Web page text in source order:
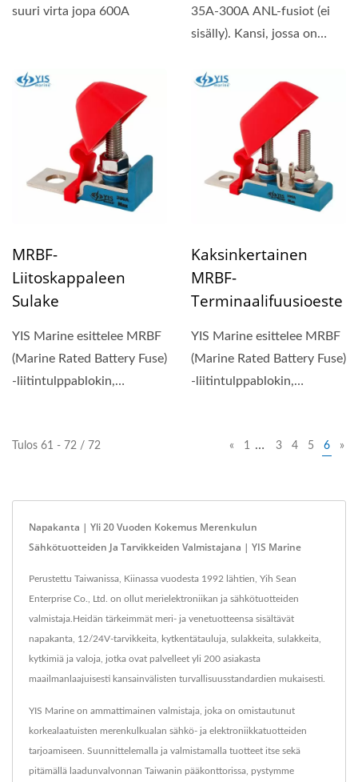
suuri virta jopa 600A
35A-300A ANL-fusiot (ei
sisälly). Kansi, jossa on
MRBF-
Liitoskappaleen
Sulake
YIS Marine esittelee MRBF
(Marine Rated Battery Fuse)
-liitintulppablokin,
Kaksinkertainen
MRBF-
Terminaalifuusioeste
YIS Marine esittelee MRBF
(Marine Rated Battery Fuse)
-liitintulppablokin,
Tulos 61 - 72 / 72 « 1 … 3 4 5 6 »
Napakanta | Yli 20 Vuoden Kokemus Merenkulun
Sähkötuotteiden Ja Tarvikkeiden Valmistajana | YIS Marine
Perustettu Taiwanissa, Kiinassa vuodesta 1992 lähtien, Yih Sean
Enterprise Co., Ltd. on ollut merielektroniikan ja sähkötuotteiden
valmistaja.Heidän tärkeimmät meri- ja venetuotteensa sisältävät
napakanta, 12/24V-tarvikkeita, kytkentätauluja, sulakkeita, sulakkeita,
kytkimiä ja valoja, jotka ovat palvelleet yli 200 asiakasta
maailmanlaajuisesti kansainvälisten turvallisuusstandardien mukaisesti.
YIS Marine on ammattimainen valmistaja, joka on omistautunut
korkealaatuisten merenkulkualan sähkö- ja elektroniikkatuotteiden
tarjoamiseen. Suunnittelemalla ja valmistamalla tuotteet itse sekä
pitämällä laadunvalvonnan Taiwanin pääkonttorissa, pystymme